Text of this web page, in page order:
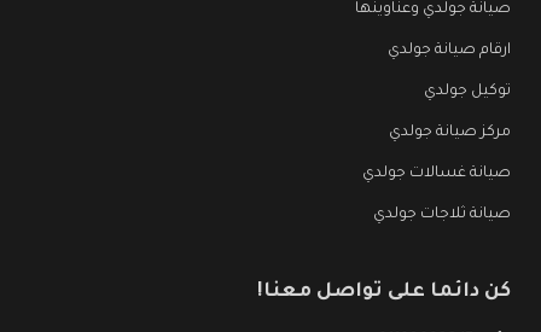
صيانة جولدي وعناوينها
ارقام صيانة جولدي
توكيل جولدي
مركز صيانة جولدي
صيانة غسالات جولدي
صيانة ثلاجات جولدي
كن دائما على تواصل معنا!